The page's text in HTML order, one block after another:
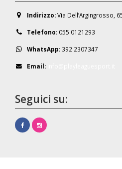
Indirizzo:Via Dell’Argingrosso,
Telefono: 055 0121293
WhatsApp: 392 2307347
Email:
Seguici su: